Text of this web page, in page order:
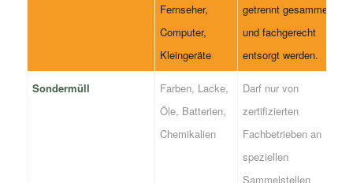
Fernseher,
Computer,
Kleingeräte
getrennt gesammelt
und fachgerecht
entsorgt werden.
Sondermüll
Farben, Lacke,
Öle, Batterien,
Chemikalien
Darf nur von
zertifizierten
Fachbetrieben an
speziellen
Sammelstellen